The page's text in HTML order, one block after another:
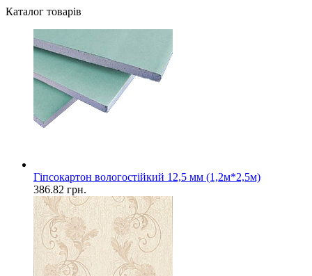
Каталог товарів
Гіпсокартон вологостійкий 12,5 мм (1,2м*2,5м)
386.82 грн.